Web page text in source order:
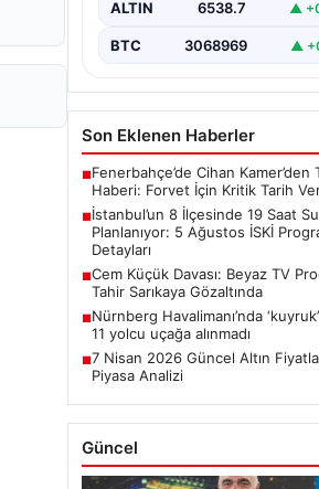
çalışmaları kapsamında…
ALTIN 6538.7 ▲
BTC 3068969 ▲
Son Eklenen Haberler
■Fenerbahçe’de Cihan Kamer’den
Haberi: Forvet İçin Kritik Tarih
■İstanbul’un 8 İlçesinde 19 Saat
Planlanıyor: 5 Ağustos İSKİ
Detayları
■Cem Küçük Davası: Beyaz TV
Tahir Sarıkaya Gözaltında
■Nürnberg Havalimanı’nda
11 yolcu uçağa alınmadı
■7 Nisan 2026 Güncel Altın
Piyasa Analizi
Güncel